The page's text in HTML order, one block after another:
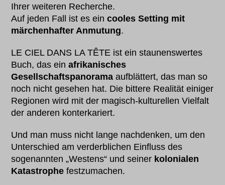
Ihrer weiteren Recherche.
Auf jeden Fall ist es eincooles Setting mit
märchenhafter Anmutung.
LE CIEL DANS LA TÊTE ist ein staunenswertes
Buch, das einafrikanisches
Gesellschaftspanoramaaufblättert, das man so
noch nicht gesehen hat. Die bittere Realität einiger
Regionen wird mit der magisch-kulturellen Vielfalt
der anderen konterkariert.
Und man muss nicht lange nachdenken, um den
Unterschied am verderblichen Einfluss des
sogenannten „Westens“ und seiner kolonialen
Katastrophe festzumachen.